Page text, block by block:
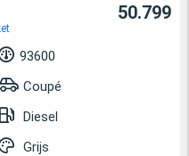
50.799
93600
Coupé
Diesel
Grijs